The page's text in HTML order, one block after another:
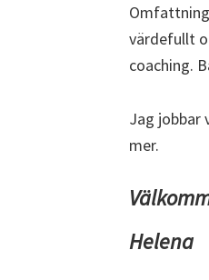
värdefullt
coaching.
Jag jobbar
mer.
Helena